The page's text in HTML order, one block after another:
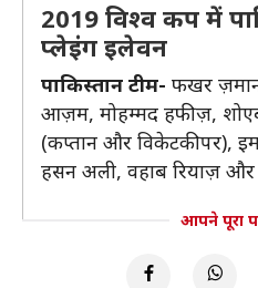
2019 विश्व कप में
प्लेइंग इलेवन
पाकिस्तान टीम- फखर
आज़म, मोहम्मद हफीज़,
(कप्तान और विकेटकीपर),
हसन अली, वहाब रियाज़ और
आपने पूरा